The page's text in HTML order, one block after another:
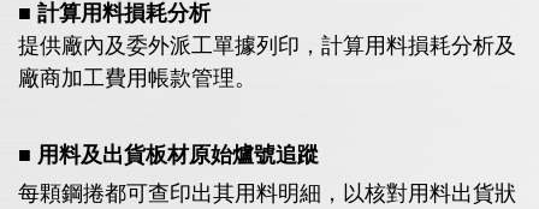
■ 計算用料損耗分析
提供廠內及委外派工單據列印，計算用料損耗分析及
廠商加工費用帳款管理。
■ 用料及出貨板材原始爐號追蹤
每顆鋼捲都可查印出其用料明細，以核對用料出貨狀